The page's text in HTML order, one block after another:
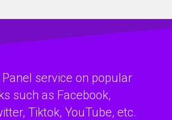
service on popular
such as Facebook,
Tiktok, YouTube, etc.